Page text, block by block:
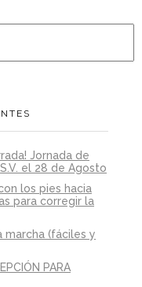
Jornada de
el 28 de Agosto
los pies hacia
para corregir la
marcha (fáciles y
PARA